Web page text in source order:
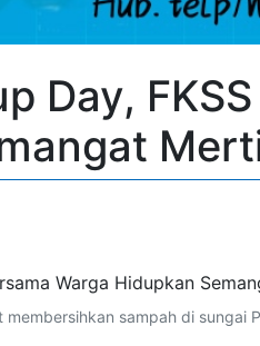
Day,
sampah di sungai